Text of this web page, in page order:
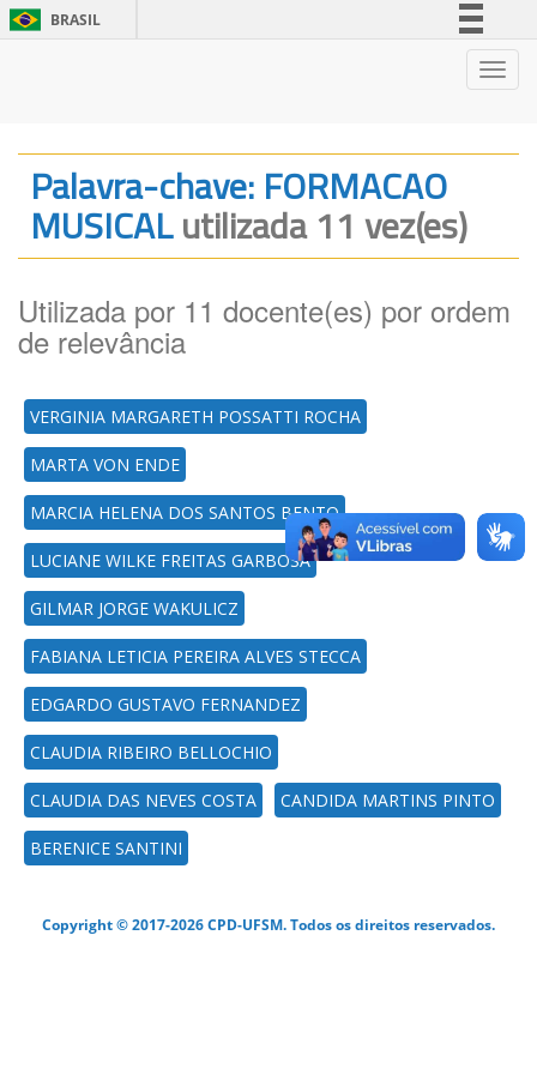
BRASIL
Legislação
Canais
Palavra-chave: FORMACAO
MUSICALutilizada 11 vez(es)
Utilizada por 11 docente(es) por ordem
de relevância
VERGINIA MARGARETH POSSATTI ROCHA
MARTA VON ENDE
MARCIA HELENA DOS SANTOS BENTO
LUCIANE WILKE FREITAS GARBOSA
GILMAR JORGE WAKULICZ
FABIANA LETICIA PEREIRA ALVES STECCA
EDGARDO GUSTAVO FERNANDEZ
CLAUDIA RIBEIRO BELLOCHIO
CLAUDIA DAS NEVES COSTA CANDIDA MARTINS PINTO
BERENICE SANTINI
Copyright © 2017-2026 CPD-UFSM. Todos os direitos reservados.